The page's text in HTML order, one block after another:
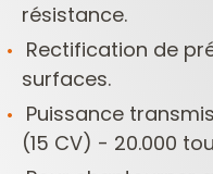
résistance.
Rectification de
surfaces.
Puissance
(15 CV) - 20.000